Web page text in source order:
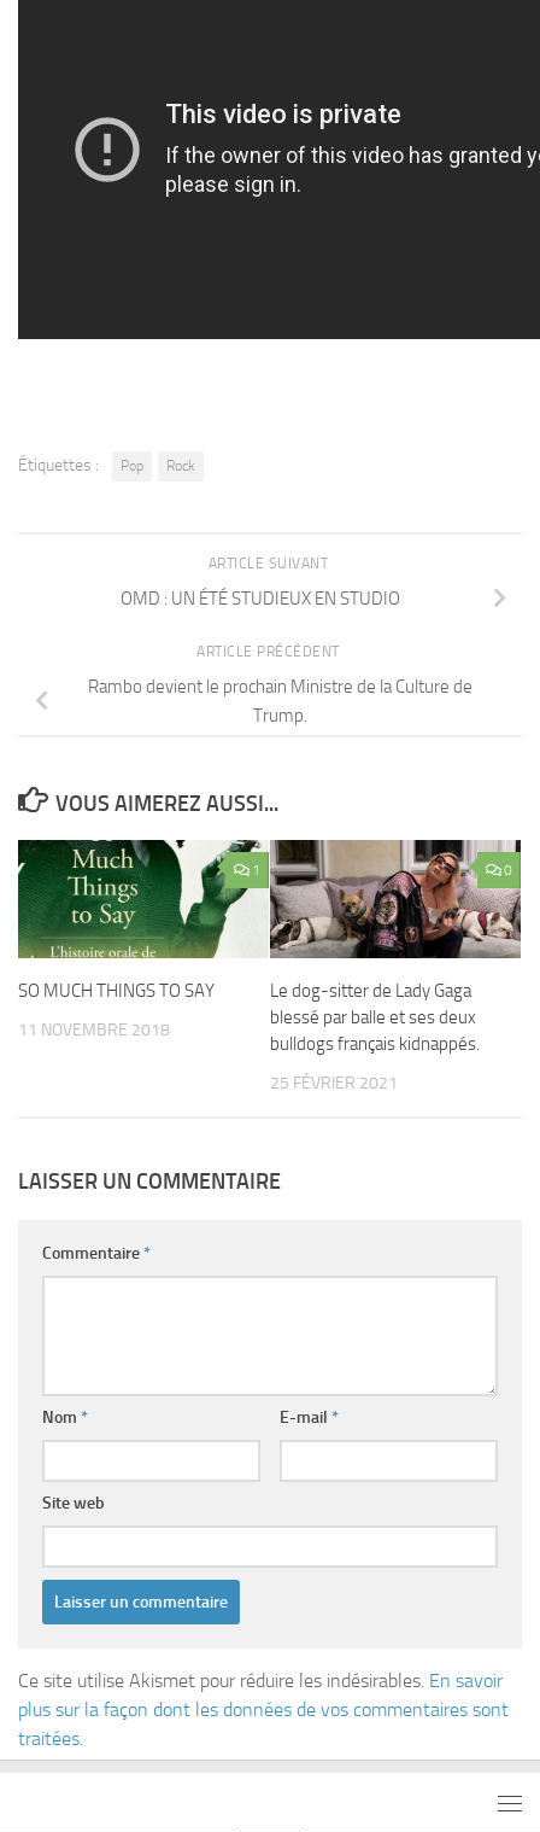
Étiquettes : Pop Rock
ARTICLE SUIVANT
OMD : UN ÉTÉ STUDIEUX EN STUDIO
ARTICLE PRÉCÉDENT
Rambo devient le prochain Ministre de la Culture de
Trump.
VOUS AIMEREZ AUSSI...
1
SO MUCH THINGS TO SAY
11 NOVEMBRE 2018
0
Le dog-sitter de Lady Gaga
blessé par balle et ses deux
bulldogs français kidnappés.
25 FÉVRIER 2021
LAISSER UN COMMENTAIRE
Commentaire*
Nom * E-mail *
Site web
Ce site utilise Akismet pour réduire les indésirables. En savoir
plus sur la façon dont les données de vos commentaires sont
traitées